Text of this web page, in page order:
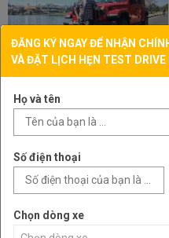
ĐĂNG KÝ NGAY ĐỂ NHẬN
VÀ ĐẶT LỊCH HẸN TEST DRIVE
Họ và tên
Số điện thoại
Chọn dòng xe